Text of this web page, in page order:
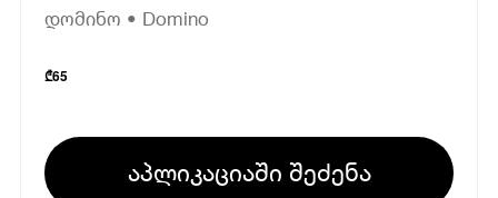
დომინო • Domino
₾65
აპლიკაციაში შეძენა